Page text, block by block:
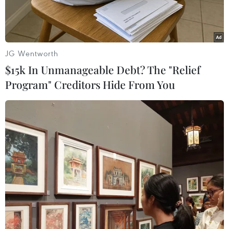
Nhân viên y tế Israel lấy mẫu xét nghiệm COVID-19 cho người
dân tại Jerusalem ngày 29/11/2021. (Ảnh: AFP/TTXVN)
Ngày 10/1, Giám đốc Dịch vụ y tế công thuộc Bộ
Y tế Israel, Sharon Alroy-Preis khuyến nghị
những người tự xét nghiệm COVID-19 nên lấy
JG Wentworth
$15k In Unmanageable Debt? The "Relief
Program" Creditors Hide From You